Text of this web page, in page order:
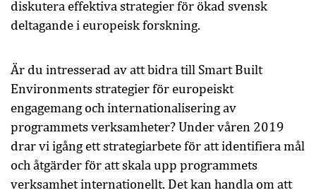
diskutera effektiva strategier för ökad svensk
deltagande i europeisk forskning.
Är du intresserad av att bidra till Smart Built
Environments strategier för europeiskt
engagemang och internationalisering av
programmets verksamheter? Under våren 2019
drar vi igång ett strategiarbete för att identifiera mål
och åtgärder för att skala upp programmets
verksamhet internationellt. Det kan handla om att